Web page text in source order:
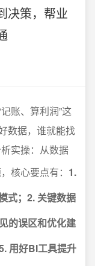
决策，帮业
账、算利润”这
数据，谁就能找
实操：从数据
核心要点有： 1.
式；2. 关键数据
的误区和优化建
用好BI工具提升